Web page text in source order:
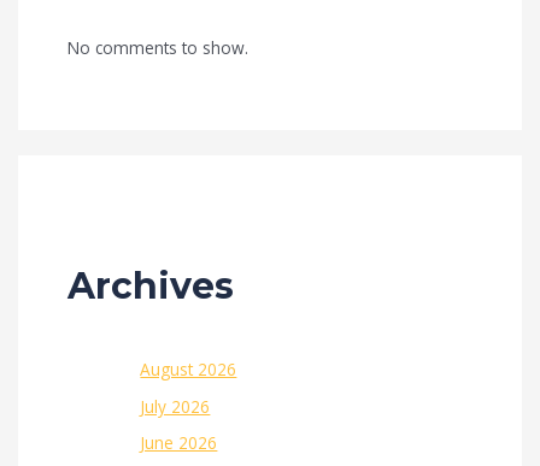
No comments to show.
Archives
August 2026
July 2026
June 2026